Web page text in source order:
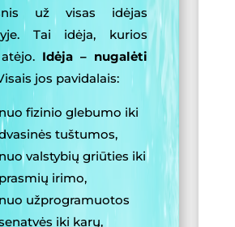
už visas idėjas
Tai idėja, kurios
Idėja – nugalėti
jos pavidalais:
nuo fizinio glebumo iki
tuštumos,
nuo valstybių griūties iki
prasmių irimo,
nuo užprogramuotos
iki karų,